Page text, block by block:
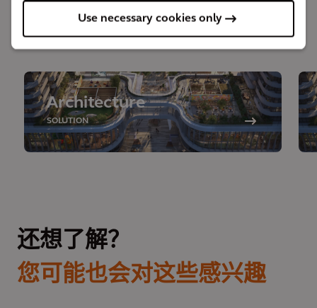
Use necessary cookies only
解决方案所涉专业
Architecture
SOLUTION
还想了解？
您可能也会对这些感兴趣